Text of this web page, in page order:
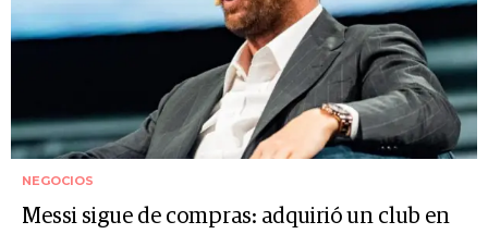
NEGOCIOS
Messi sigue de compras: adquirió un club en